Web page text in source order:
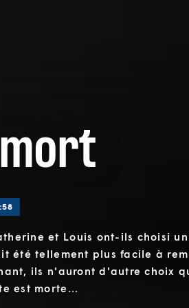
et Louis ont-ils choisi
été tellement plus facile à
ils n'auront d'autre choix
est morte...